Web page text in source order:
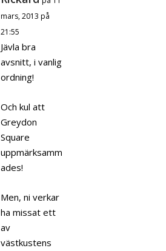
mars, 2013 på
21:55
Jävla bra
avsnitt, i vanlig
ordning!
Och kul att
Greydon
Square
uppmärksamm
ades!
Men, ni verkar
ha missat ett
av
västkustens